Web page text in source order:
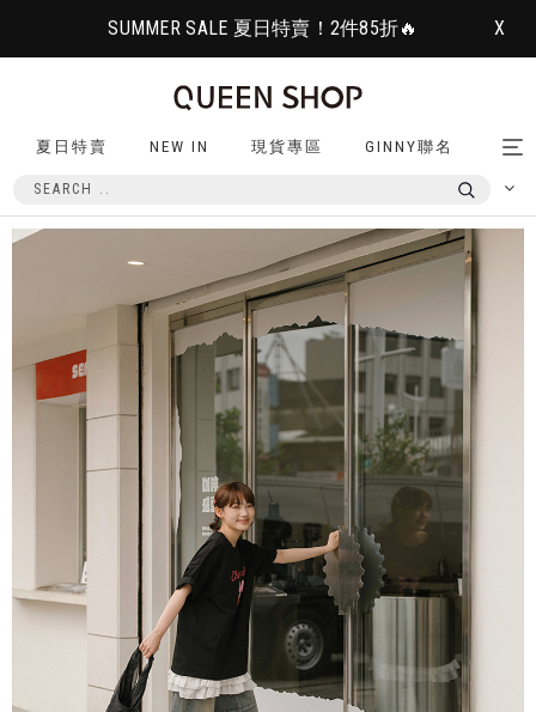
SUMMER SALE 夏日特賣！2件85折🔥 X
夏日特賣 NEW IN 現貨專區 GINNY聯名